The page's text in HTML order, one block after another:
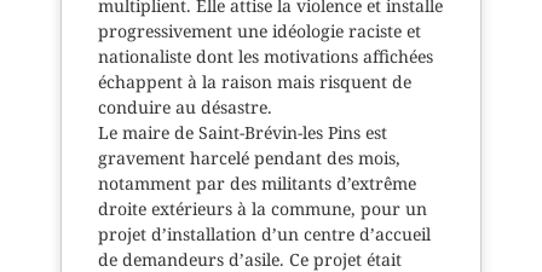
multiplient. Elle attise la violence et installe
progressivement une idéologie raciste et
nationaliste dont les motivations affichées
échappent à la raison mais risquent de
conduire au désastre.
Le maire de Saint-Brévin-les Pins est
gravement harcelé pendant des mois,
notamment par des militants d’extrême
droite extérieurs à la commune, pour un
projet d’installation d’un centre d’accueil
de demandeurs d’asile. Ce projet était